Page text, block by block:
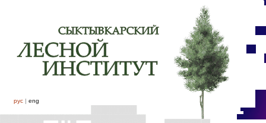
рус | eng